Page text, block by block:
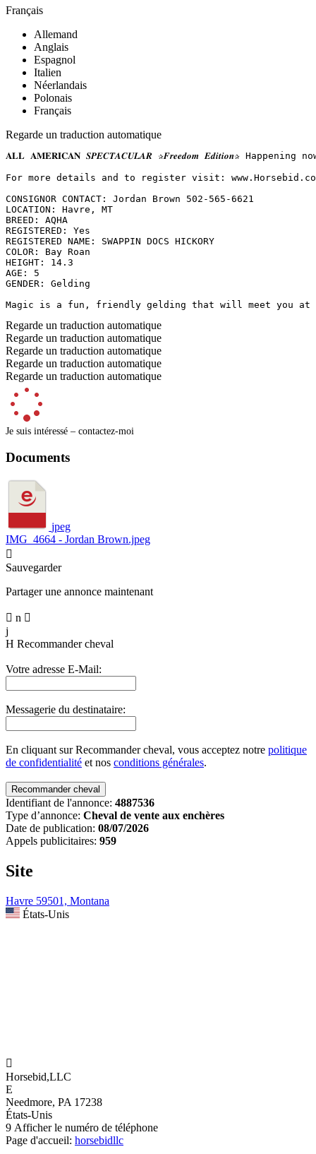
Français
Allemand
Anglais
Espagnol
Italien
Néerlandais
Polonais
Français
Regarde un traduction automatique
𝐀𝐋𝐋 𝐀𝐌𝐄𝐑𝐈𝐂𝐀𝐍 𝑺𝑷𝑬𝑪𝑻𝑨𝑪𝑼𝑳𝑨𝑹 ✰𝑭𝒓𝒆𝒆𝒅𝒐𝒎 𝑬𝒅𝒊𝒕𝒊𝒐𝒏✰
For more details and to register visit:
CONSIGNOR CONTACT: Jordan Brown 502-565-6621
LOCATION: Havre, MT
BREED: AQHA
REGISTERED: Yes
REGISTERED NAME: SWAPPIN DOCS HICKORY
COLOR: Bay Roan
HEIGHT: 14.3
AGE: 5
GENDER: Gelding
Magic is a fun, friendly gelding that will meet you at
Regarde un traduction automatique
Regarde un traduction automatique
Regarde un traduction automatique
Regarde un traduction automatique
Regarde un traduction automatique
Je suis intéressé – contactez-moi
Documents
jpeg
IMG_4664 - Jordan Brown.jpeg

Sauvegarder
Partager une annonce maintenant
 n 
j
H Recommander cheval
Votre adresse E-Mail:
Messagerie du destinataire:
En cliquant sur Recommander cheval, vous acceptez notre politique
de confidentialité et nos conditions générales.
Identifiant de l'annonce: 4887536
Type d’annonce: Cheval de vente aux enchères
Date de publication: 08/07/2026
Appels publicitaires: 959
Site
Havre 59501, Montana
États-Unis

Horsebid,LLC
E
Needmore, PA 17238
États-Unis
9 Afficher le numéro de téléphone
Page d'accueil: horsebidllc